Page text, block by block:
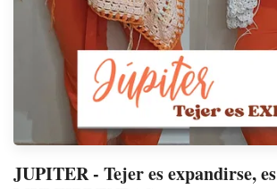
JUPITER - Tejer es expandirse, es